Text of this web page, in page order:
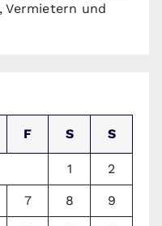
Vermietern und
F S S
1 2
7 8 9